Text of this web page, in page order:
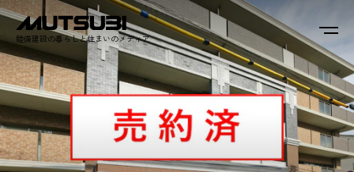
睦備建設の暮らしと住まいのメディア